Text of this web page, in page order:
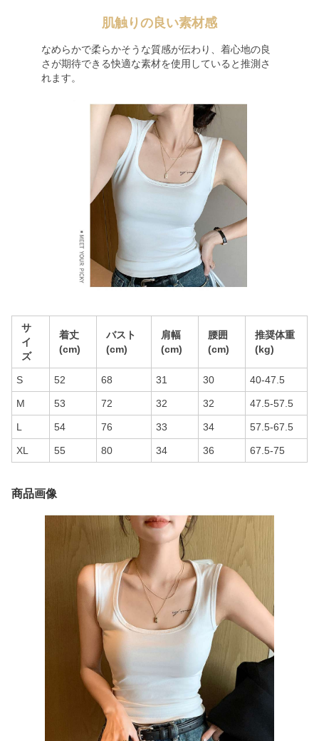
肌触りの良い素材感
なめらかで柔らかそうな質感が伝わり、着心地の良
さが期待できる快適な素材を使用していると推測さ
れます。
サ
イ
ズ
着丈
(cm)
バスト
(cm)
肩幅
(cm)
腰囲
(cm)
推奨体重
(kg)
S 52 68 31 30 40-47.5
M 53 72 32 32 47.5-57.5
L 54 76 33 34 57.5-67.5
XL 55 80 34 36 67.5-75
商品画像